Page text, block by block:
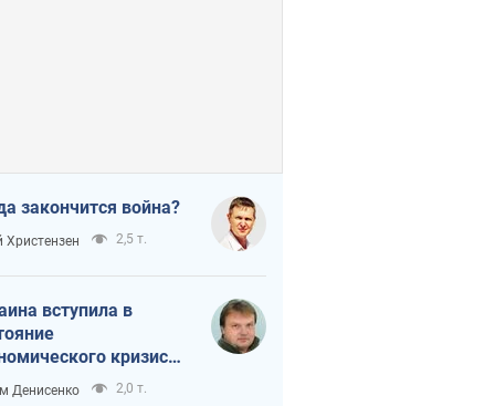
закончится война?
Христензен 2,5 т.
вступила в
кризиса.
ли свет в конце
Денисенко 2,0 т.